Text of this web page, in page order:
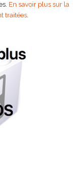
En savoir plus sur la
traitées.